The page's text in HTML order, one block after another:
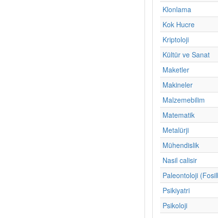
Klonlama
Kok Hucre
Kriptoloji
Kültür ve Sanat
Maketler
Makineler
Malzemebilim
Matematik
Metalürji
Mühendislik
Nasil calisir
Paleontoloji
Psikiyatri
Psikoloji